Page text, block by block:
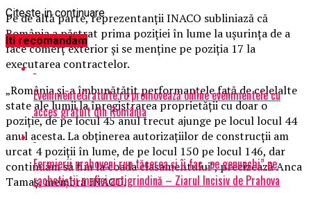
Pe de altă parte, reprezentanţii INACO subliniază că
România a păstrat prima poziţiei în lume la uşurinţa de a
face comerţ exterior şi se menţine pe poziţia 17 la
executarea contractelor.
„România şi-a îmbunătăţit performanţele faţă de celelalte
state ale lumii la înregistrarea proprietăţii cu doar o
poziţie, de pe locul 45 anul trecut ajunge pe locul locul 44
anul acesta. La obţinerea autorizaţiilor de construcţii am
urcat 4 poziţii în lume, de pe locul 150 pe locul 146, dar
continuăm să fim la coada clasamentului”, precizează Anca
Tamaş, membră INACO.
Citeste in continuare
Iti recomandam
EvenimenteGratuite.ro promovează online evenimentele cu
acces gratuit din România
Fermierii prahoveni rup tăcerea și îi fac „pe genunchi” pe
rachetiștii mafiei antigrindină – Ziarul Incisiv de Prahova